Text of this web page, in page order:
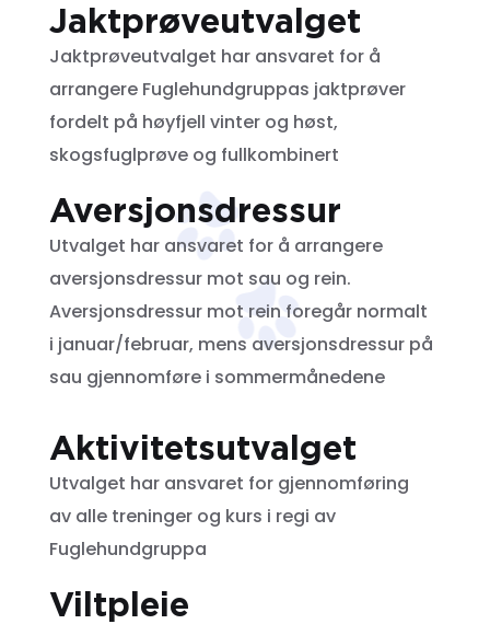
Jaktprøveutvalget
Jaktprøveutvalget har ansvaret for å
arrangere Fuglehundgruppas jaktprøver
fordelt på høyfjell vinter og høst,
skogsfuglprøve og fullkombinert
Aversjonsdressur
Utvalget har ansvaret for å arrangere
aversjonsdressur mot sau og rein.
Aversjonsdressur mot rein foregår normalt
i januar/februar, mens aversjonsdressur på
sau gjennomføre i sommermånedene
Aktivitetsutvalget
Utvalget har ansvaret for gjennomføring
av alle treninger og kurs i regi av
Fuglehundgruppa
Viltpleie